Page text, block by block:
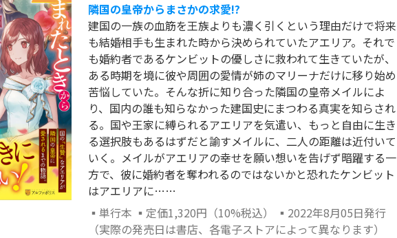
隣国の皇帝からまさかの求愛!?
建国の一族の血筋を王族よりも濃く引くという理由だけで将来
も結婚相手も生まれた時から決められていたアエリア。それで
も婚約者であるケンビットの優しさに救われて生きていたが、
ある時期を境に彼や周囲の愛情が姉のマリーナだけに移り始め
苦悩していた。そんな折に知り合った隣国の皇帝メイルによ
り、国内の誰も知らなかった建国史にまつわる真実を知らされ
る。国や王家に縛られるアエリアを気遣い、もっと自由に生き
る選択肢もあるはずだと諭すメイルに、二人の距離は近付いて
いく。メイルがアエリアの幸せを願い想いを告げず暗躍する一
方で、彼に婚約者を奪われるのではないかと恐れたケンビット
はアエリアに……
▪単行本 ▪定価1,320円（10%税込） ▪2022年8月05日発行
（実際の発売日は書店、各電子ストアによって異なります）